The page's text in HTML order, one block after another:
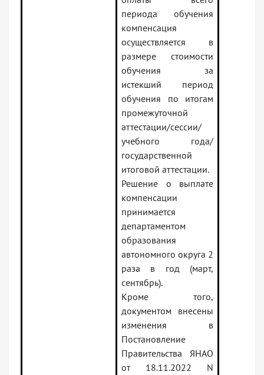
периода обучения
компенсация
осуществляется в
размере стоимости
обучения за
истекший период
обучения по итогам
промежуточной
аттестации/сессии/
учебного года/
государственной
итоговой аттестации.
Решение о выплате
компенсации
принимается
департаментом
образования
автономного округа 2
раза в год (март,
сентябрь).
Кроме того,
документом внесены
изменения в
Постановление
Правительства ЯНАО
от 18.11.2022 N